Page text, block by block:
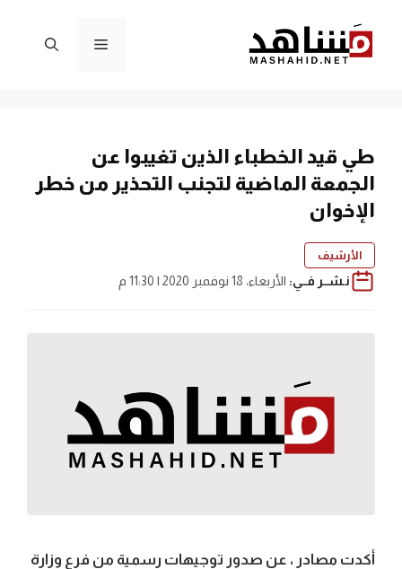
المحتوى
القائمة
طي قيد الخطباء الذين تغيبوا عن
الجمعة الماضية لتجنب التحذير من خطر
الإخوان
الأرشيف
نـشــر فــي: الأربعاء، 18 نوفمبر 2020 | 11:30 م
أكدت مصادر ، عن صدور توجيهات رسمية من فرع وزارة